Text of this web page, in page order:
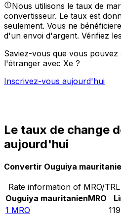
Nous utilisons le taux de
convertisseur. Le taux est
seulement. Vous ne
d'un envoi d'argent. Vérifiez
Saviez-vous que vous
l'étranger avec Xe ?
Inscrivez-vous aujourd'hui
Le taux de change
aujourd'hui
Convertir Ouguiya
Rate information of MRO/
Ouguiya mauritanienMRO
1 MRO